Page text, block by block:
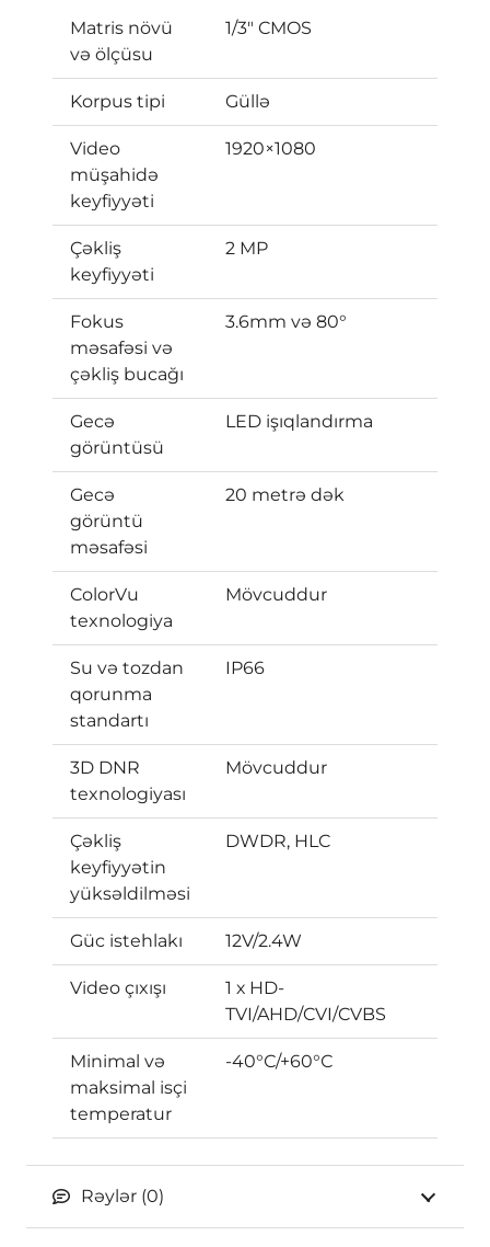
Matris növü
və ölçüsu
1/3″ CMOS
Korpus tipi Güllə
Video
müşahidə
keyfiyyəti
1920×1080
Çəkliş
keyfiyyəti
2 MP
Fokus
məsafəsi və
çəkliş bucağı
3.6mm və 80°
Gecə
görüntüsü
LED işıqlandırma
Gecə
görüntü
məsafəsi
20 metrə dək
ColorVu
texnologiya
Mövcuddur
Su və tozdan
qorunma
standartı
IP66
3D DNR
texnologiyası
Mövcuddur
Çəkliş
keyfiyyətin
yüksəldilməsi
DWDR, HLC
Güc istehlakı 12V/2.4W
Video çıxışı
1 х HD-
TVI/AHD/CVI/CVBS
Minimal və
maksimal isçi
temperatur
-40°С/+60°С
Rəylər (0)